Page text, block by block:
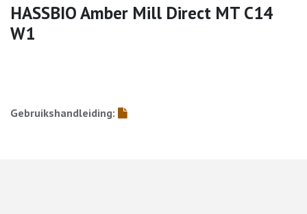
HASSBIO Amber Mill Direct MT C14
W1
Gebruikshandleiding: